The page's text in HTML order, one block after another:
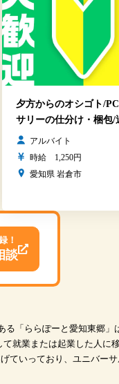
夕方からのオシゴト/
サリーの仕分け・梱包/
アルバイト
時給 1,250円
愛知県 岩倉市
！
談
る「ららぽーと愛知東郷」
就業または起業した人に
ていっており、ユニバー